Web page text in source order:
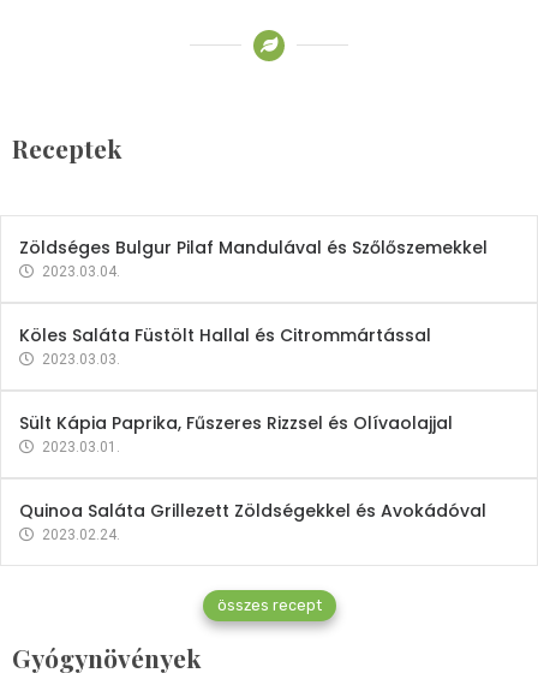
Receptek
2023.03.06.
Zöldséges Bulgur Pilaf Mandulával és Szőlőszemekkel
2023.03.04.
Köles Saláta Füstölt Hallal és Citrommártással
2023.03.03.
Sült Kápia Paprika, Fűszeres Rizzsel és Olívaolajjal
2023.03.01.
Quinoa Saláta Grillezett Zöldségekkel és Avokádóval
2023.02.24.
összes recept
Gyógynövények
Gyógynövények
Mindent a petrezselyemről
2023.12.21.